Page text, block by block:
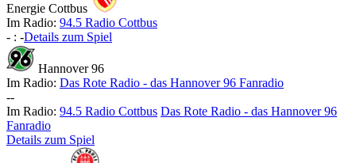
Energie Cottbus
Im Radio: 94.5 Radio Cottbus
- : -Details zum Spiel
Hannover 96
Im Radio: Das Rote Radio - das Hannover 96 Fanradio
--
Im Radio: 94.5 Radio Cottbus Das Rote Radio - das Hannover 96
Fanradio
Details zum Spiel